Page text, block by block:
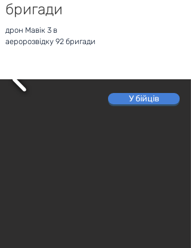
бригади
дрон Мавік 3 в
аеророзвідку 92 бригади
У бійців